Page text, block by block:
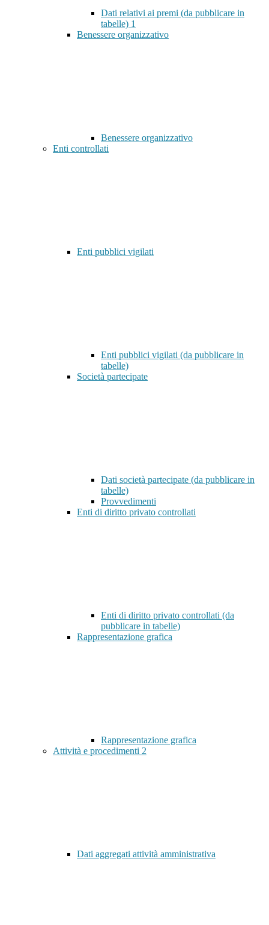
Dati relativi ai premi (da pubblicare in
tabelle) 1
Benessere organizzativo
Benessere organizzativo
Enti controllati
Enti pubblici vigilati
Enti pubblici vigilati (da pubblicare in
tabelle)
Società partecipate
Dati società partecipate (da pubblicare in
tabelle)
Provvedimenti
Enti di diritto privato controllati
Enti di diritto privato controllati (da
pubblicare in tabelle)
Rappresentazione grafica
Rappresentazione grafica
Attività e procedimenti 2
Dati aggregati attività amministrativa